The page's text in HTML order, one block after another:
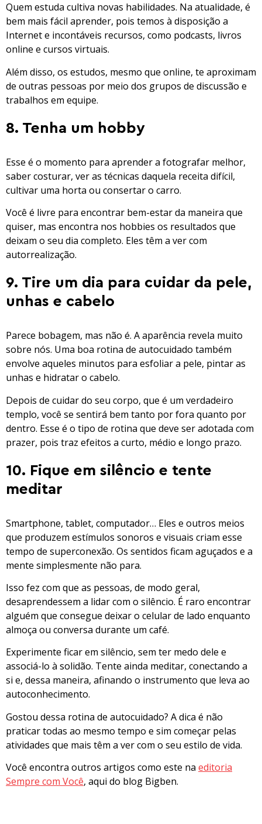
Quem estuda cultiva novas habilidades. Na atualidade, é
bem mais fácil aprender, pois temos à disposição a
Internet e incontáveis recursos, como podcasts, livros
online e cursos virtuais.
Além disso, os estudos, mesmo que online, te aproximam
de outras pessoas por meio dos grupos de discussão e
trabalhos em equipe.
8. Tenha um hobby
Esse é o momento para aprender a fotografar melhor,
saber costurar, ver as técnicas daquela receita difícil,
cultivar uma horta ou consertar o carro.
Você é livre para encontrar bem-estar da maneira que
quiser, mas encontra nos hobbies os resultados que
deixam o seu dia completo. Eles têm a ver com
autorrealização.
9. Tire um dia para cuidar da pele,
unhas e cabelo
Parece bobagem, mas não é. A aparência revela muito
sobre nós. Uma boa rotina de autocuidado também
envolve aqueles minutos para esfoliar a pele, pintar as
unhas e hidratar o cabelo.
Depois de cuidar do seu corpo, que é um verdadeiro
templo, você se sentirá bem tanto por fora quanto por
dentro. Esse é o tipo de rotina que deve ser adotada com
prazer, pois traz efeitos a curto, médio e longo prazo.
10. Fique em silêncio e tente
meditar
Smartphone, tablet, computador… Eles e outros meios
que produzem estímulos sonoros e visuais criam esse
tempo de superconexão. Os sentidos ficam aguçados e a
mente simplesmente não para.
Isso fez com que as pessoas, de modo geral,
desaprendessem a lidar com o silêncio. É raro encontrar
alguém que consegue deixar o celular de lado enquanto
almoça ou conversa durante um café.
Experimente ficar em silêncio, sem ter medo dele e
associá-lo à solidão. Tente ainda meditar, conectando a
si e, dessa maneira, afinando o instrumento que leva ao
autoconhecimento.
Gostou dessa rotina de autocuidado? A dica é não
praticar todas ao mesmo tempo e sim começar pelas
atividades que mais têm a ver com o seu estilo de vida.
Você encontra outros artigos como este na editoria
Sempre com Você, aqui do blog Bigben.